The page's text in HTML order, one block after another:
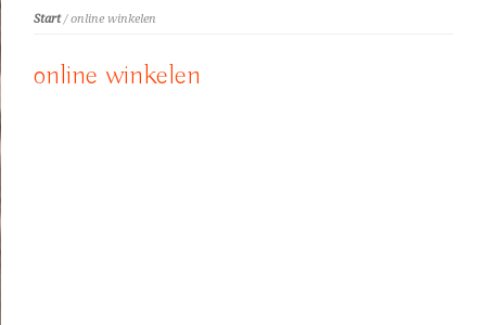
Start/ online winkelen
online winkelen